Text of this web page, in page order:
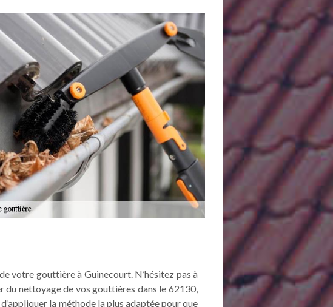
votre gouttière à Guinecourt. N’hésitez pas à
du nettoyage de vos gouttières dans le 62130,
la méthode la plus adaptée pour que